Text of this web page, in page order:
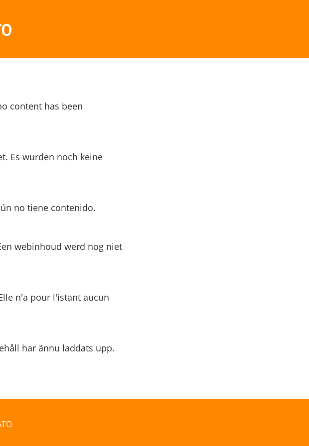
content has been
Es wurden noch keine
no tiene contenido.
webinhoud werd nog niet
n'a pour l'istant aucun
har ännu laddats upp.